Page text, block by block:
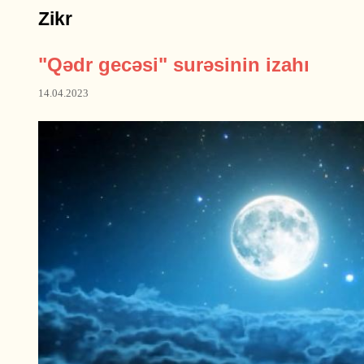
Zikr
"Qədr gecəsi" surəsinin izahı
14.04.2023